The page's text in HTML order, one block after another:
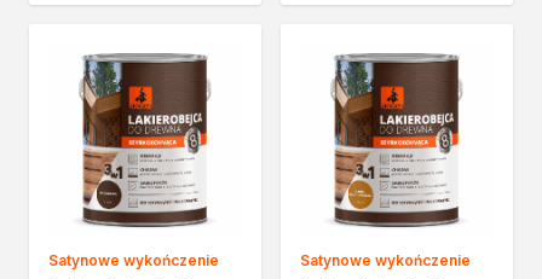
Satynowe wykończenie
Satynowe wykończenie